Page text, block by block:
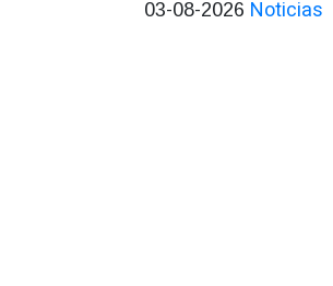
03-08-2026 Noticias